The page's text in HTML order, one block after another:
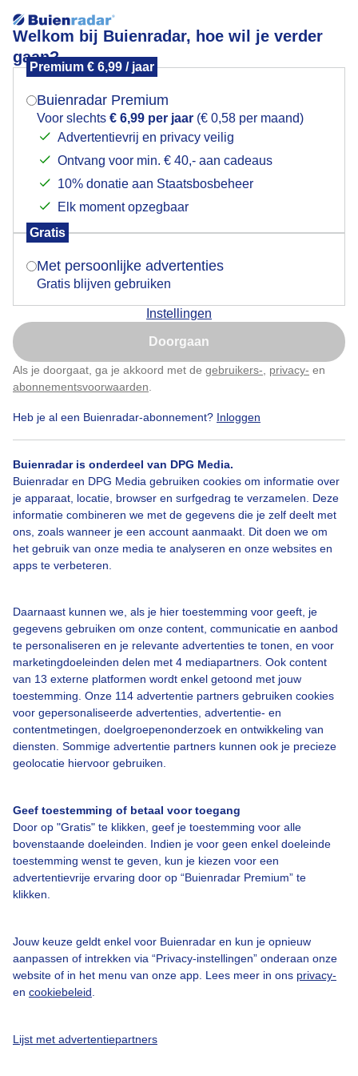
Welkom bij Buienradar, hoe wil je verder
gaan?
Premium € 6,99 / jaar
Buienradar Premium
Voor slechts € 6,99 per jaar (€ 0,58 per maand)
Advertentievrij en privacy veilig
Ontvang voor min. € 40,- aan cadeaus
10% donatie aan Staatsbosbeheer
Elk moment opzegbaar
Gratis
Met persoonlijke advertenties
Gratis blijven gebruiken
Instellingen
Doorgaan
Als je doorgaat, ga je akkoord met de gebruikers- privacy- en
abonnementsvoorwaarden
Heb je al een Buienradar-abonnement? Inloggen
Buienradar is onderdeel van DPG Media.
Buienradar en DPG Media gebruiken cookies om informatie over
je apparaat, locatie, browser en surfgedrag te verzamelen. Deze
informatie combineren we met de gegevens die je zelf deelt met
ons, zoals wanneer je een account aanmaakt. Dit doen we om
het gebruik van onze media te analyseren en onze websites en
apps te verbeteren.
Daarnaast kunnen we, als je hier toestemming voor geeft, je
gegevens gebruiken om onze content, communicatie en aanbod
te personaliseren en je relevante advertenties te tonen, en voor
marketingdoeleinden delen met 4 mediapartners. Ook content
van 13 externe platformen wordt enkel getoond met jouw
toestemming. Onze 114 advertentie partners gebruiken cookies
voor gepersonaliseerde advertenties, advertentie- en
contentmetingen, doelgroepenonderzoek en ontwikkeling van
diensten. Sommige advertentie partners kunnen ook je precieze
geolocatie hiervoor gebruiken.
Geef toestemming of betaal voor toegang
Door op "Gratis" te klikken, geef je toestemming voor alle
bovenstaande doeleinden. Indien je voor geen enkel doeleinde
toestemming wenst te geven, kun je kiezen voor een
advertentievrije ervaring door op “Buienradar Premium” te
klikken.
Jouw keuze geldt enkel voor Buienradar en kun je opnieuw
aanpassen of intrekken via “Privacy-instellingen” onderaan onze
website of in het menu van onze app. Lees meer in ons privacy-
en cookiebeleid
Lijst met advertentiepartners
Mooi uitzicht
Door: Simone Genna Wiersma Gemaakt: 04-05-2026, 37x bekeken
Mooiuitzicht Paarwolkjes Zon
Bekijk slideshow
Over Buienradar
Bedrijfsgegevens
Contact
Toegankelijkheid
Gebruikersvoorwaarden
Adverteren
Privacy beleid
Cookie beleid
Mogen we je locatie gebruiken voor het
Indien je hier nog geen akkoord op hebt gegeven,
verschijnt er zo een pop-up uit je browser waarin
Is goed, toon de popup
Nu niet, misschien later
Klik hierom dit aan te passen